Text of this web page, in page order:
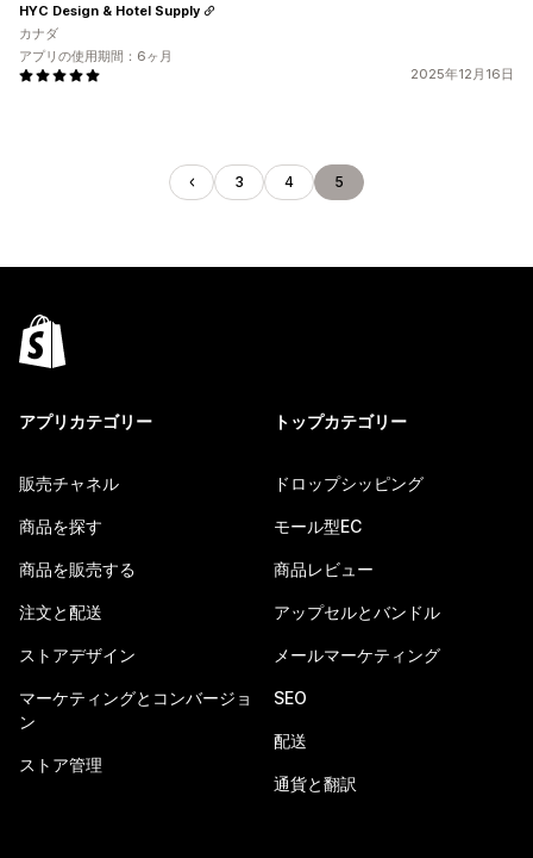
2025年12月16日
HYC Design & Hotel Supply
カナダ
アプリの使用期間：6ヶ月
3 4 5
アプリカテゴリー
販売チャネル
商品を探す
商品を販売する
注文と配送
ストアデザイン
マーケティングとコンバージョ
ン
ストア管理
トップカテゴリー
ドロップシッピング
モール型EC
商品レビュー
アップセルとバンドル
メールマーケティング
SEO
配送
通貨と翻訳